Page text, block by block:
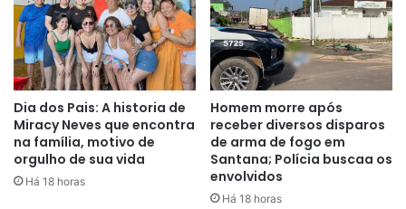
Dia dos Pais: A historia de
Miracy Neves que encontra
na família, motivo de
orgulho de sua vida
Há 18 horas
Homem morre após
receber diversos disparos
de arma de fogo em
Santana; Polícia buscaa os
envolvidos
Há 18 horas